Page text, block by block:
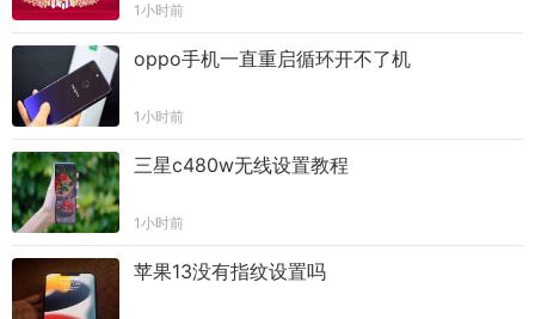
1小时前
oppo手机一直重启循环开不了机
1小时前
三星c480w无线设置教程
1小时前
苹果13没有指纹设置吗